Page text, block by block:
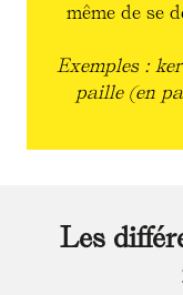
même de se
Exemples :
paille (en
Les